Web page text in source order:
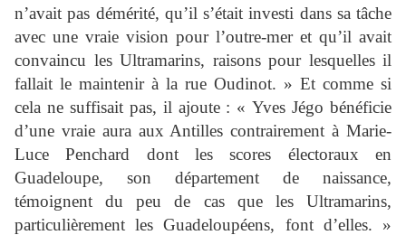
n’avait pas démérité, qu’il s’était investi dans sa tâche
avec une vraie vision pour l’outre-mer et qu’il avait
convaincu les Ultramarins, raisons pour lesquelles il
fallait le maintenir à la rue Oudinot. » Et comme si
cela ne suffisait pas, il ajoute : « Yves Jégo bénéficie
d’une vraie aura aux Antilles contrairement à Marie-
Luce Penchard dont les scores électoraux en
Guadeloupe, son département de naissance,
témoignent du peu de cas que les Ultramarins,
particulièrement les Guadeloupéens, font d’elles. »